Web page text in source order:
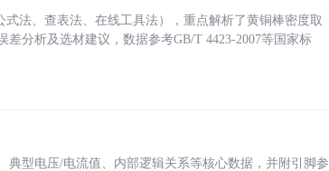
法、查表法、在线工具法），重点解析了黄铜棒密度取
差分析及选材建议，数据参考GB/T 4423-2007等国家标
典型电压/电流值、内部逻辑关系等核心数据，并附引脚参